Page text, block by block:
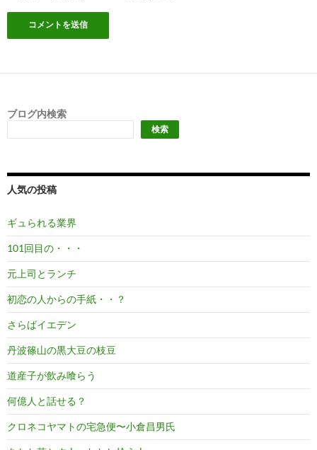
ブログ内検索
検索
人気の投稿
ギュられる業界
101回目の・・・
元上司とランチ
初恋の人からの手紙・・？
さらばイエデン
丹波篠山の黒大豆の枝豆
道産子が飲み喰らう
何億人と話せる？
クロネコヤマトの宅急便〜小倉昌男氏